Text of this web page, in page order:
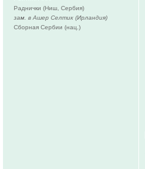
Раднички (Ниш, Сербия)
зам. в Ашер Селтик (Ирландия)
Сборная Сербии (нац.)